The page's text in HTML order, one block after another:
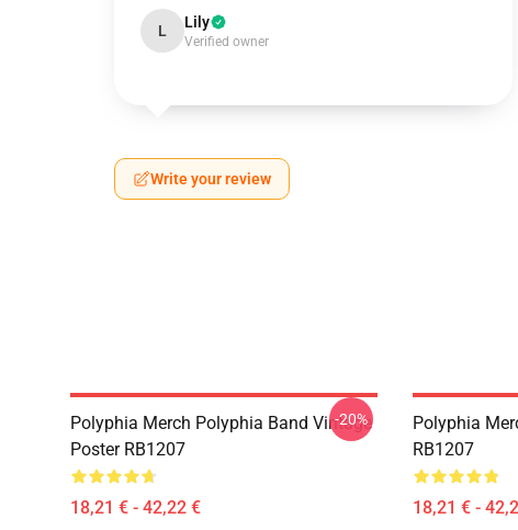
L Lily
Verified owner
Write your review
Polyphia Merch Polyphia Band Vintage
Poster RB1207
18,21 € - 42,22 €
-20%
Polyphia
RB1207
18,21 € -